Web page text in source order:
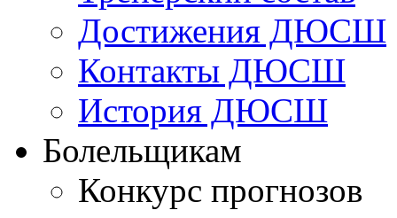
Достижения ДЮСШ
Контакты ДЮСШ
История ДЮСШ
Болельщикам
Конкурс прогнозов